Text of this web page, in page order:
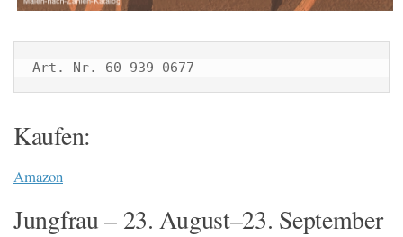
Art. Nr. 60 939 0677
Kaufen:
Amazon
Jungfrau – 23. August–23. September